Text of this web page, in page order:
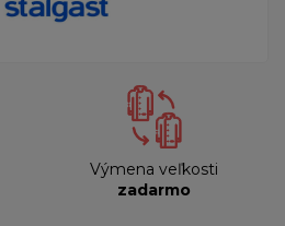
Výmena veľkosti
zadarmo